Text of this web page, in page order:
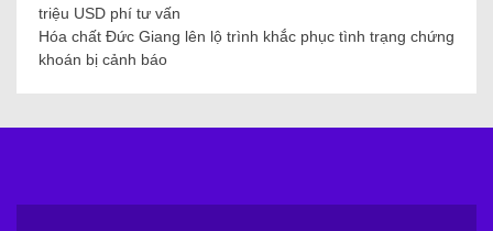
triệu USD phí tư vấn
Hóa chất Đức Giang lên lộ trình khắc phục tình trạng chứng
khoán bị cảnh báo